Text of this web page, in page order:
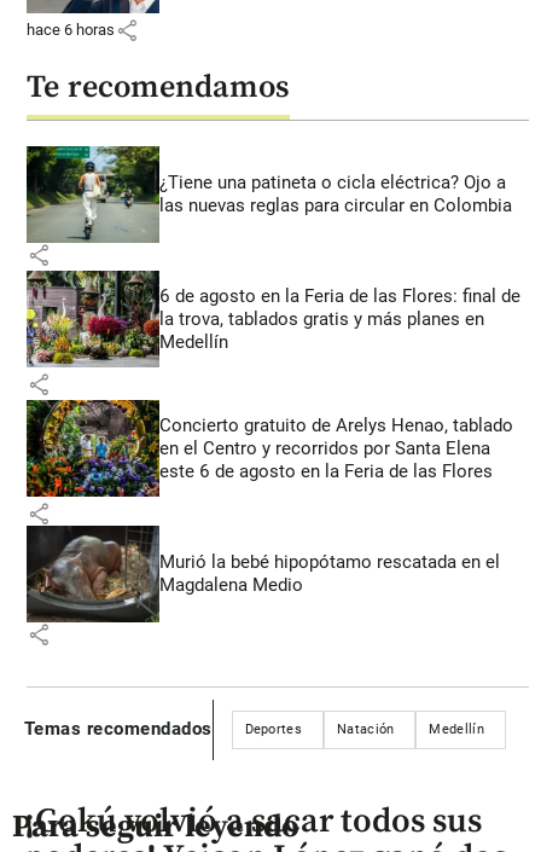
hace 6 horas share
Te recomendamos
¿Tiene una patineta o cicla eléctrica? Ojo a
las nuevas reglas para circular en Colombia
share
6 de agosto en la Feria de las Flores: final de
la trova, tablados gratis y más planes en
Medellín
share
Concierto gratuito de Arelys Henao, tablado
en el Centro y recorridos por Santa Elena
este 6 de agosto en la Feria de las Flores
share
Murió la bebé hipopótamo rescatada en el
Magdalena Medio
share
Temas recomendados Deportes Natación Medellín
Para seguir leyendo
¡Gokú volvió a sacar todos sus